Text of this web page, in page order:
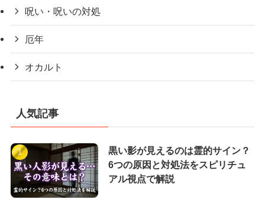
呪い・呪いの対処
厄年
オカルト
人気記事
黒い影が見えるのは霊的サイン？
6つの原因と対処法をスピリチュ
アル視点で解説